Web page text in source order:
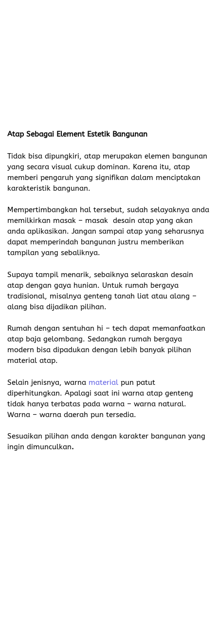
Atap Sebagai Element Estetik Bangunan
Tidak bisa dipungkiri, atap merupakan elemen bangunan
yang secara visual cukup dominan. Karena itu, atap
memberi pengaruh yang signifikan dalam menciptakan
karakteristik bangunan.
Mempertimbangkan hal tersebut, sudah selayaknya anda
memilkirkan masak – masak desain atap yang akan
anda aplikasikan. Jangan sampai atap yang seharusnya
dapat memperindah bangunan justru memberikan
tampilan yang sebaliknya.
Supaya tampil menarik, sebaiknya selaraskan desain
atap dengan gaya hunian. Untuk rumah bergaya
tradisional, misalnya genteng tanah liat atau alang –
alang bisa dijadikan pilihan.
Rumah dengan sentuhan hi – tech dapat memanfaatkan
atap baja gelombang. Sedangkan rumah bergaya
modern bisa dipadukan dengan lebih banyak pilihan
material atap.
Selain jenisnya, warna material pun patut
diperhitungkan. Apalagi saat ini warna atap genteng
tidak hanya terbatas pada warna – warna natural.
Warna – warna daerah pun tersedia.
Sesuaikan pilihan anda dengan karakter bangunan yang
ingin dimunculkan.